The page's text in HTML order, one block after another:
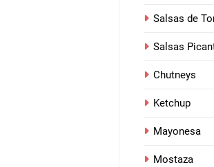
Salsas de
Salsas
Chutneys
Ketchup
Mayonesa
Mostaza